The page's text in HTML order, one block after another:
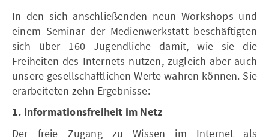
In den sich anschließenden neun Workshops und
einem Seminar der Medienwerkstatt beschäftigten
sich über 160 Jugendliche damit, wie sie die
Freiheiten des Internets nutzen, zugleich aber auch
unsere gesellschaftlichen Werte wahren können. Sie
erarbeiteten zehn Ergebnisse:
1. Informationsfreiheit im Netz
Der freie Zugang zu Wissen im Internet als